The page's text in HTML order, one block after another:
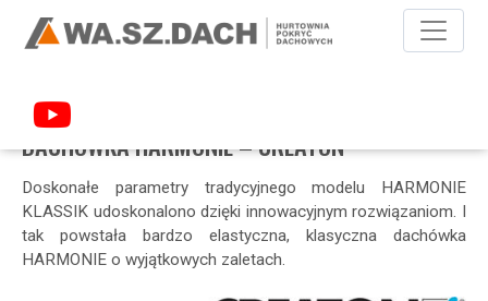
DACHÓWKA HARMONIE – CREATON
Doskonałe parametry tradycyjnego modelu HARMONIE
KLASSIK udoskonalono dzięki innowacyjnym rozwiązaniom. I
tak powstała bardzo elastyczna, klasyczna dachówka
HARMONIE o wyjątkowych zaletach.